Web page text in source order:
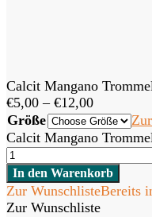
Calcit Mangano
€5,00 – €12,00
Größe
Calcit Mangano
In den Warenkorb
Zur WunschlisteBereits
Zur Wunschliste